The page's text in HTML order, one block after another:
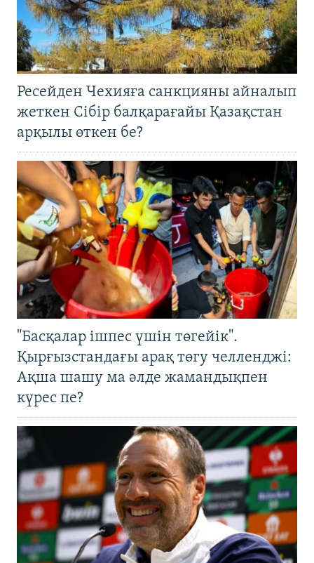
Ресейден Чехияға санкцияны айналып
жеткен Сібір балқарағайы Қазақстан
арқылы өткен бе?
"Басқалар ішпес үшін төгейік".
Қырғызстандағы арақ төгу челленджі:
Ақша шашу ма әлде жамандықпен
күрес пе?